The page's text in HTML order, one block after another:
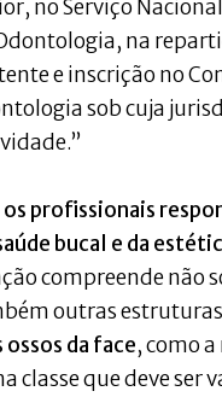
no Serviço
na
e inscrição no
sob cuja
os profissionais
bucal e da
compreende não
outras
ossos da face, como
classe que deve ser